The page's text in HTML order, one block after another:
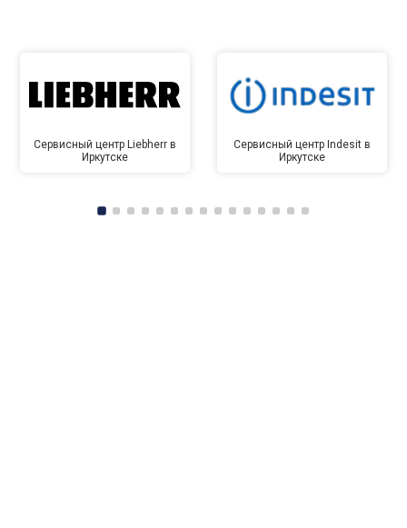
Сервисный центр Liebherr в
Иркутске
Сервисный центр Indesit в
Иркутске